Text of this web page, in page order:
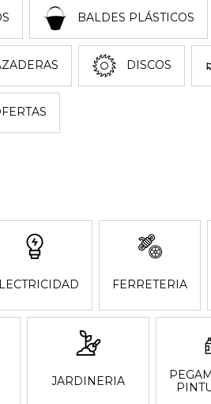
BALDES PLÁSTICOS
DISCOS
FERRETERIA
JARDINERIA